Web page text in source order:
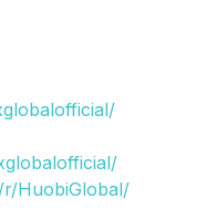
HuobiGlobal/